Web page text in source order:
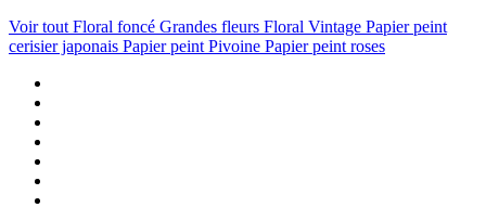
Voir tout Floral foncé Grandes fleurs Floral Vintage Papier peint
cerisier japonais Papier peint Pivoine Papier peint roses